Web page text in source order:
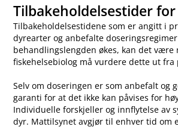
Tilbakeholdelsestider
Tilbakeholdelsestidene som er angitt i
dyrearter og anbefalte
behandlingslengden økes, kan det
fiskehelsebiolog må vurdere dette ut fra
Selv om doseringen er som anbefalt og
garanti for at det ikke kan påvises for
Individuelle forskjeller og innflytelse av
dyr. Mattilsynet avgjør til enhver tid om